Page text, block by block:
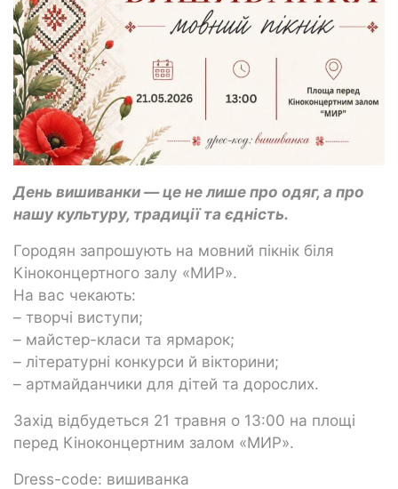
День вишиванки — це не лише про одяг, а про
нашу культуру, традиції та єдність.
Городян запрошують на мовний пікнік біля
Кіноконцертного залу «МИР».
На вас чекають:
– творчі виступи;
– майстер-класи та ярмарок;
– літературні конкурси й вікторини;
– артмайданчики для дітей та дорослих.
Захід відбудеться 21 травня о 13:00 на площі
перед Кіноконцертним залом «МИР».
Dress-code: вишиванка